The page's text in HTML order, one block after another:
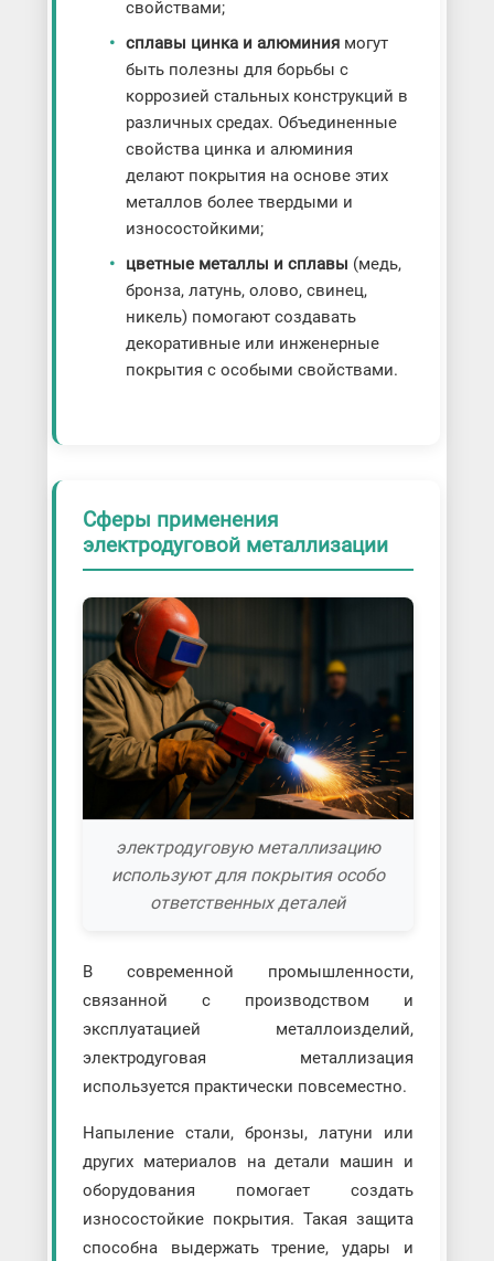
свойствами;
сплавы цинка и алюминиямогут
быть полезны для борьбы с
коррозией стальных конструкций в
различных средах. Объединенные
свойства цинка и алюминия
делают покрытия на основе этих
металлов более твердыми и
износостойкими;
цветные металлы и сплавы (медь,
бронза, латунь, олово, свинец,
никель) помогают создавать
декоративные или инженерные
покрытия с особыми свойствами.
Сферы применения
электродуговой металлизации
электродуговую металлизацию
используют для покрытия особо
ответственных деталей
В современной промышленности,
связанной с производством и
эксплуатацией металлоизделий,
электродуговая металлизация
используется практически повсеместно.
Напыление стали, бронзы, латуни или
других материалов на детали машин и
оборудования помогает создать
износостойкие покрытия. Такая защита
способна выдержать трение, удары и